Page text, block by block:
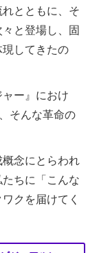
とともに、そ
と登場し、固
してきたの
ー』におけ
そんな革命の
念にとらわれ
ちに「こんな
クを届けてく